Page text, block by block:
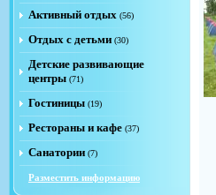
Активный отдых (56)
Отдых с детьми (30)
Детские развивающие
центры (71)
Гостиницы (19)
Рестораны и кафе (37)
Санатории (7)
Разместить информацию